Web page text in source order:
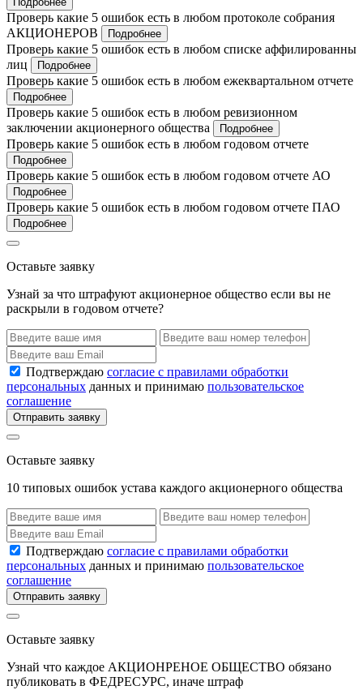
Проверь какие 5 ошибок есть в любом протоколе собрания
АКЦИОНЕРОВ
Подробнее
Проверь какие 5 ошибок есть в любом списке аффилированны
лиц
Подробнее
Проверь какие 5 ошибок есть в любом ежеквартальном отчете
Подробнее
Проверь какие 5 ошибок есть в любом ревизионном
заключении акционерного общества
Подробнее
Проверь какие 5 ошибок есть в любом годовом отчете
Подробнее
Проверь какие 5 ошибок есть в любом годовом отчете АО
Подробнее
Проверь какие 5 ошибок есть в любом годовом отчете ПАО
Подробнее
Оставьте заявку
Узнай за что штрафуют акционерное общество если вы не
раскрыли в годовом отчете?
Подтверждаю согласие с правилами обработки
персональных данных и принимаю пользовательское
соглашение
Отправить заявку
Оставьте заявку
10 типовых ошибок устава каждого акционерного общества
Подтверждаю согласие с правилами обработки
персональных данных и принимаю пользовательское
соглашение
Отправить заявку
Оставьте заявку
Узнай что каждое АКЦИОНРЕНОЕ ОБЩЕСТВО обязано
публиковать в ФЕДРЕСУРС, иначе штраф